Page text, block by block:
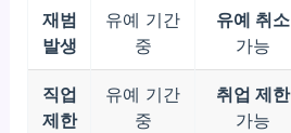
재범
발생
유예 기간
중
유예 취소
가능
직업
제한
유예 기간
중
취업 제한
가능